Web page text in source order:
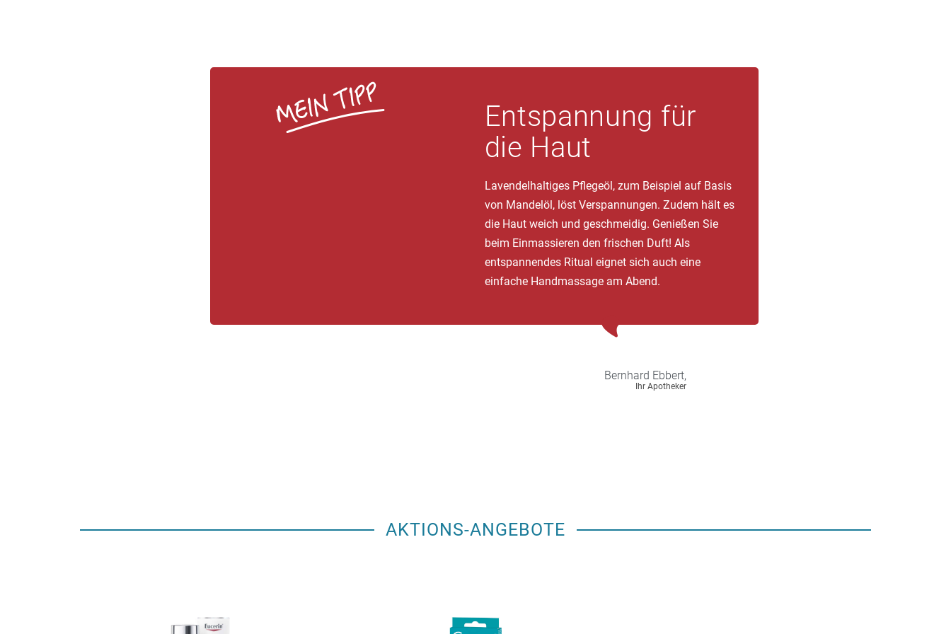
Entspannung für
die Haut
Lavendelhaltiges Pflegeöl, zum Beispiel auf Basis
von Mandelöl, löst Verspannungen. Zudem hält es
die Haut weich und geschmeidig. Genießen Sie
beim Einmassieren den frischen Duft! Als
entspannendes Ritual eignet sich auch eine
einfache Handmassage am Abend.
Bernhard Ebbert,
Ihr Apotheker
AKTIONS-ANGEBOTE